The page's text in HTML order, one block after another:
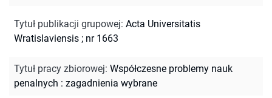
Tytuł publikacji grupowej: Acta Universitatis
Wratislaviensis ; nr 1663
Tytuł pracy zbiorowej: Współczesne problemy nauk
penalnych : zagadnienia wybrane